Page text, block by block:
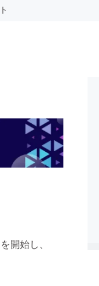
開始し、